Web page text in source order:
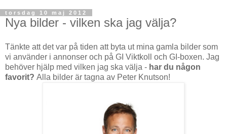
torsdag 10 maj 2012
Nya bilder - vilken ska jag välja?
Tänkte att det var på tiden att byta ut mina gamla bilder som
vi använder i annonser och på GI Viktkoll och GI-boxen. Jag
behöver hjälp med vilken jag ska välja - har du någon
favorit? Alla bilder är tagna av Peter Knutson!